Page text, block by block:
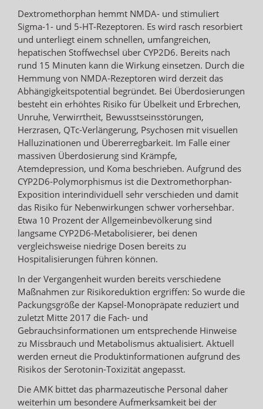
Dextromethorphan hemmt NMDA- und stimuliert
Sigma-1- und 5-HT-Rezeptoren. Es wird rasch resorbiert
und unterliegt einem schnellen, umfangreichen,
hepatischen Stoffwechsel über CYP2D6. Bereits nach
rund 15 Minuten kann die Wirkung einsetzen. Durch die
Hemmung von NMDA-Rezeptoren wird derzeit das
Abhängigkeitspotential begründet. Bei Überdosierungen
besteht ein erhöhtes Risiko für Übelkeit und Erbrechen,
Unruhe, Verwirrtheit, Bewusstseinsstörungen,
Herzrasen, QTc-Verlängerung, Psychosen mit visuellen
Halluzinationen und Übererregbarkeit. Im Falle einer
massiven Überdosierung sind Krämpfe,
Atemdepression, und Koma beschrieben. Aufgrund des
CYP2D6-Polymorphismus ist die Dextromethorphan-
Exposition interindividuell sehr verschieden und damit
das Risiko für Nebenwirkungen schwer vorhersehbar.
Etwa 10 Prozent der Allgemeinbevölkerung sind
langsame CYP2D6-Metabolisierer, bei denen
vergleichsweise niedrige Dosen bereits zu
Hospitalisierungen führen können.
In der Vergangenheit wurden bereits verschiedene
Maßnahmen zur Risikoreduktion ergriffen: So wurde die
Packungsgröße der Kapsel-Monopräpate reduziert und
zuletzt Mitte 2017 die Fach- und
Gebrauchsinformationen um entsprechende Hinweise
zu Missbrauch und Metabolismus aktualisiert. Aktuell
werden erneut die Produktinformationen aufgrund des
Risikos der Serotonin-Toxizität angepasst.
Die AMK bittet das pharmazeutische Personal daher
weiterhin um besondere Aufmerksamkeit bei der